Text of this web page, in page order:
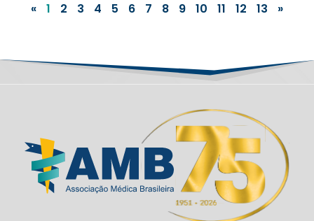
« 1 2 3 4 5 6 7 8 9 10 11 12 13 »